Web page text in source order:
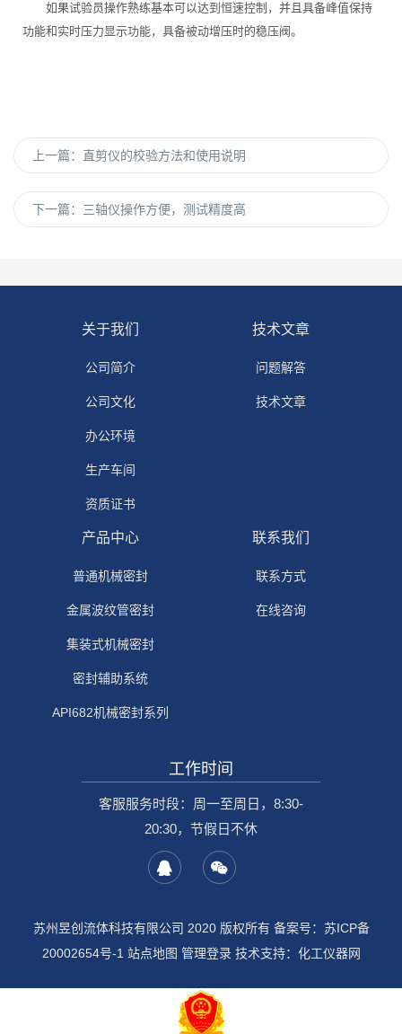
如果试验员操作熟练基本可以达到恒速控制，并且具备峰值保持
功能和实时压力显示功能，具备被动增压时的稳压阀。
上一篇： 直剪仪的校验方法和使用说明
下一篇： 三轴仪操作方便，测试精度高
关于我们
公司简介
公司文化
办公环境
生产车间
资质证书
技术文章
问题解答
技术文章
产品中心
普通机械密封
金属波纹管密封
集装式机械密封
密封辅助系统
API682机械密封系列
联系我们
联系方式
在线咨询
工作时间
客服服务时段：周一至周日，8:30-
20:30，节假日不休
苏州昱创流体科技有限公司 2020 版权所有 备案号： 苏ICP备
20002654号-1 站点地图 管理登录技术支持： 化工仪器网